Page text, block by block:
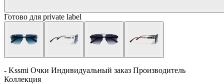
Готово для private label
- Kssmi Очки Индивидуальный заказ Производитель
Коллекция